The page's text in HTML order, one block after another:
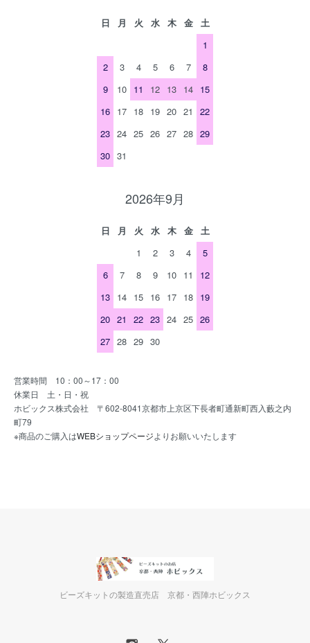
日 月 火 水 木 金
土
1
2
3 4 5 6 7
8
9
10 11 12 13 14 15
16 17 18 19 20 21
22
23 24 25 26 27 28 29
30 31
2026年9月
日 月 火 水 木 金
土
1
2 3 4
5
6
7 8 9 10 11
12
13 14 15 16 17 18 19
20 21 22 23 24 25 26
27 28 29 30
営業時間 10：00～17：00
休業日 土・日・祝
ホビックス株式会社 〒602-8041京都市上京区下長者町通新町西入藪之内
町79
※商品のご購入はWEBショップページよりお願いいたします
ビーズキットの製造直売店 京都・西陣ホビックス